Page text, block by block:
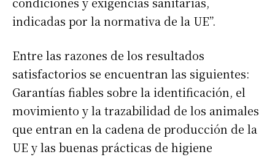
Dirección de correo electrónico *
Apellidos
Número de teléfono
indicadas por la normativa de la UE”.
Entre las razones de los resultados
satisfactorios se encuentran las siguientes:
Garantías fiables sobre la identificación, el
movimiento y la trazabilidad de los animales
que entran en la cadena de producción de la
UE y las buenas prácticas de higiene